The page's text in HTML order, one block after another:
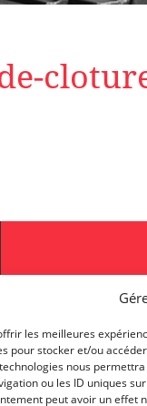
les meilleures
pour stocker et/ou
nous
ou les ID uniques
peut avoir un effet
Les